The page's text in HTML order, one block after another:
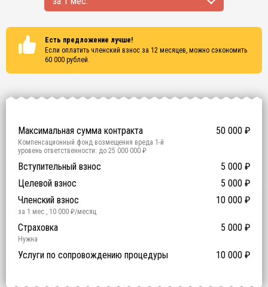
Есть предложение лучше!
Если оплатить членский взнос за 12 месяцев, можно сэкономить
60 000 рублей.
Сертификаты
Максимальная сумма контракта
50 000 ₽
Компенсационный фонд возмещения вреда 1 -й
уровень ответственности: до 25 000 000 ₽
Участие в гос. тендерах и аукционах 0 ₽
Компенсационный фонд договорных обязательств
й уровень ответственности:
Вступительный взнос 5 000 ₽
Целевой взнос
5 000 ₽
Членский взнос
10 000 ₽
за 1 мес., 10 000 ₽/месяц
Предоставление специалистов НРС 0 ₽
0₽ за человека
Сертификат ISO 9001 14 500 ₽
ISO 9001
Сертификат ISO 14001 14 500 ₽
ISO 14001
Сертификат OHSAS 18001 14 500 ₽
OHSAS 18001
Страховка 5 000 ₽
Нужна
Услуги по сопровождению процедуры 10 000 ₽